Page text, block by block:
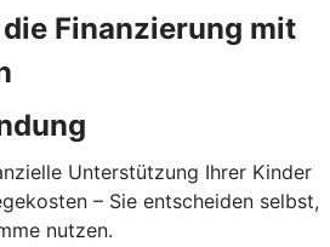
die Finanzierung mit
Unterstützung Ihrer Kinder
– Sie entscheiden selbst,
nutzen.